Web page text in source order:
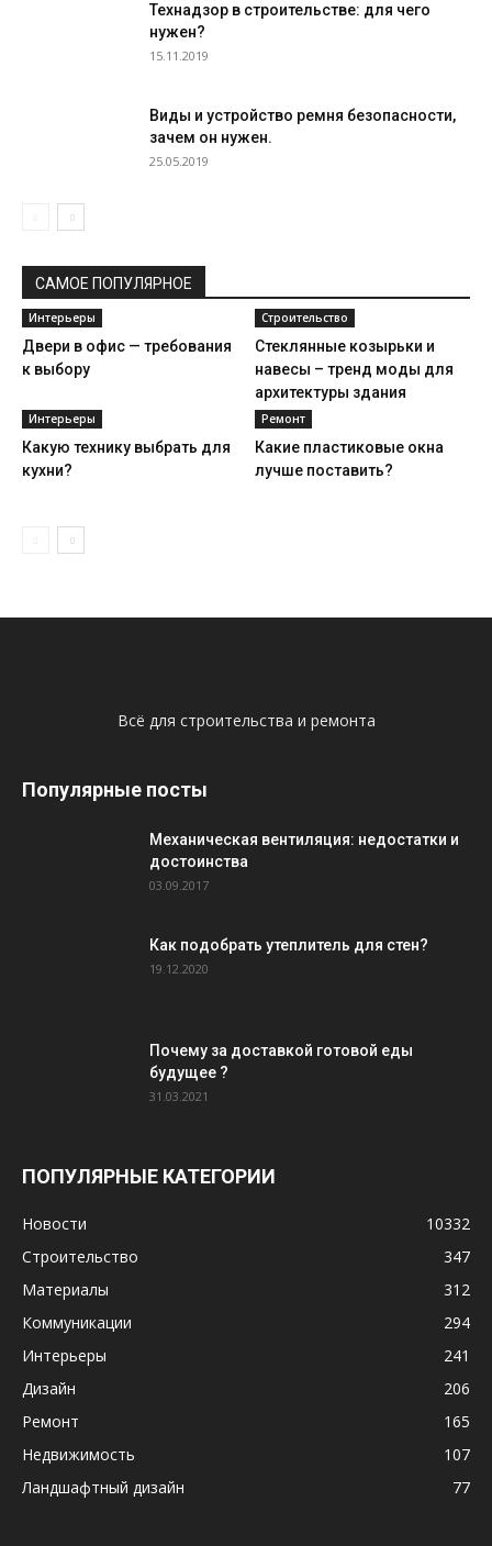
Технадзор в строительстве: для чего
нужен?
15.11.2019
Виды и устройство ремня безопасности,
зачем он нужен.
25.05.2019
САМОЕ ПОПУЛЯРНОЕ
Интерьеры
Двери в офис — требования
к выбору
Строительство
Стеклянные козырьки и
навесы – тренд моды для
архитектуры здания
Интерьеры
Какую технику выбрать для
кухни?
Ремонт
Какие пластиковые окна
лучше поставить?
Всё для строительства и ремонта
Популярные посты
Механическая вентиляция: недостатки и
достоинства
03.09.2017
Как подобрать утеплитель для стен?
19.12.2020
Почему за доставкой готовой еды
будущее ?
31.03.2021
ПОПУЛЯРНЫЕ КАТЕГОРИИ
Новости
10332
Строительство
347
Материалы
312
Коммуникации
294
Интерьеры
241
Дизайн
206
Ремонт
165
Недвижимость
107
Ландшафтный дизайн
77